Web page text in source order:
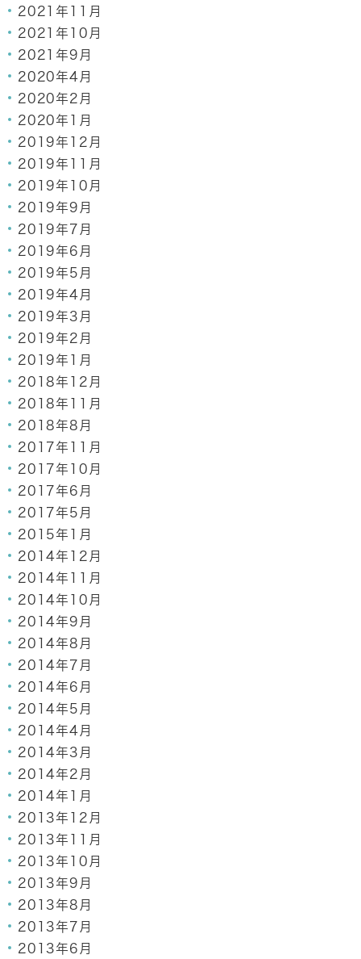
2021年11月
2021年10月
2021年9月
2020年4月
2020年2月
2020年1月
2019年12月
2019年11月
2019年10月
2019年9月
2019年7月
2019年6月
2019年5月
2019年4月
2019年3月
2019年2月
2019年1月
2018年12月
2018年11月
2018年8月
2017年11月
2017年10月
2017年6月
2017年5月
2015年1月
2014年12月
2014年11月
2014年10月
2014年9月
2014年8月
2014年7月
2014年6月
2014年5月
2014年4月
2014年3月
2014年2月
2014年1月
2013年12月
2013年11月
2013年10月
2013年9月
2013年8月
2013年7月
2013年6月